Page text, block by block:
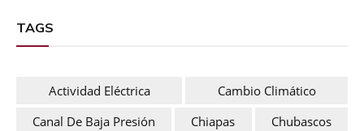
TAGS
Actividad Eléctrica
Cambio Climático
Canal De Baja Presión
Chiapas
Chubascos